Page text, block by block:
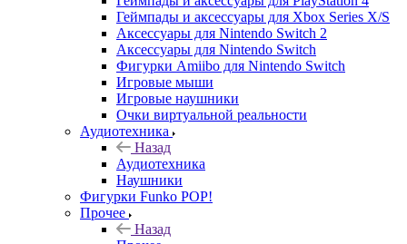
Геймпады и аксессуары для Xbox Series X/S
Аксессуары для Nintendo Switch 2
Аксессуары для Nintendo Switch
Фигурки Amiibo для Nintendo Switch
Игровые мыши
Игровые наушники
Очки виртуальной реальности
Аудиотехника
Назад
Аудиотехника
Наушники
Фигурки Funko POP!
Прочее
Назад